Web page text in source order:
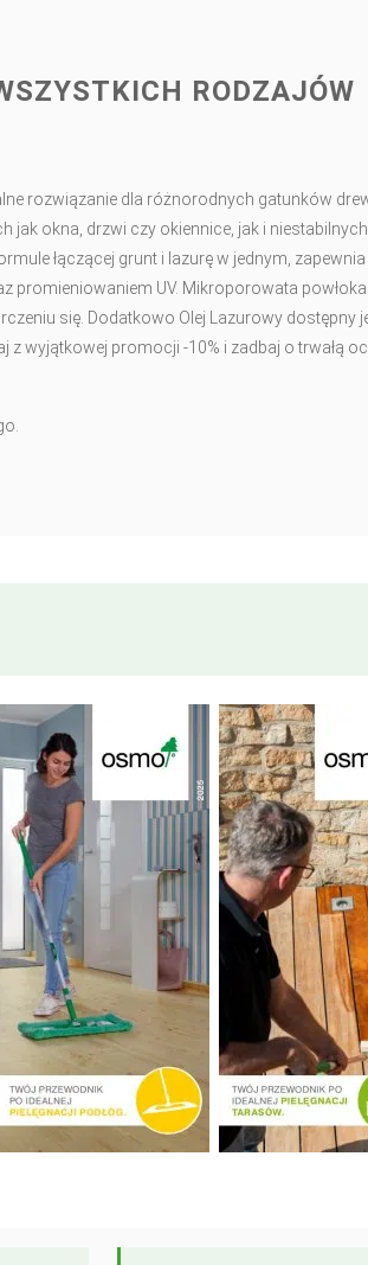
RODZAJÓW
rozwiązanie dla różnorodnych gatunków
okna, drzwi czy okiennice, jak i
łączącej grunt i lazurę w jednym, zapewnia
promieniowaniem UV. Mikroporowata powłoka
się. Dodatkowo Olej Lazurowy dostępny
wyjątkowej promocji -10% i zadbaj o trwałą